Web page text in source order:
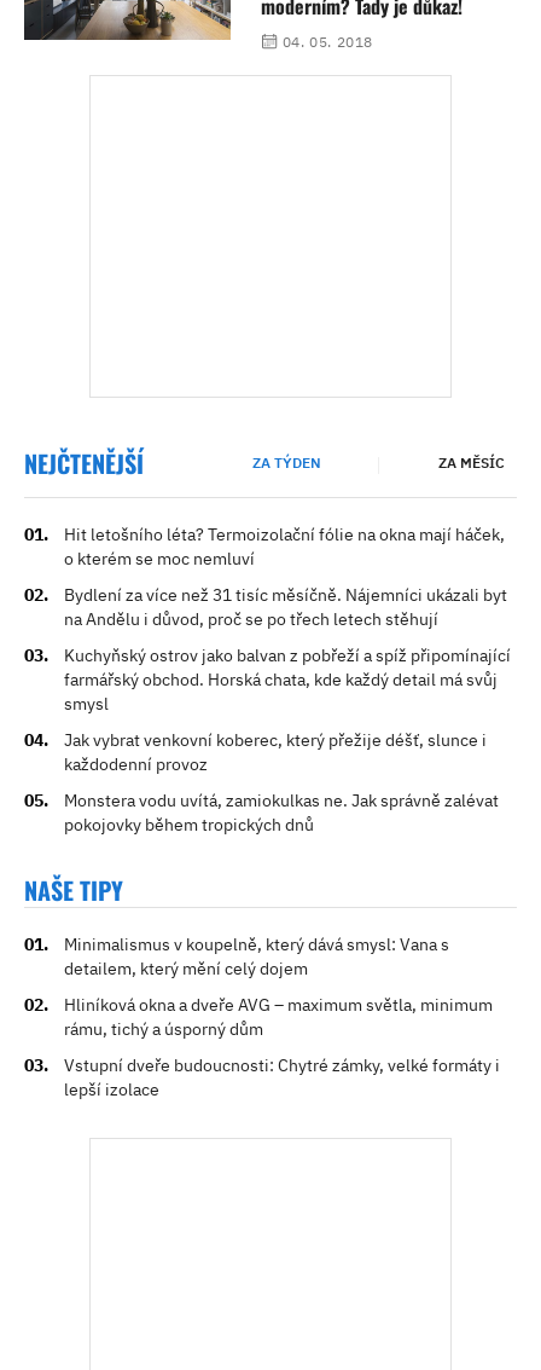
moderním? Tady je důkaz!
04. 05. 2018
NEJČTENĚJŠÍ ZA TÝDEN ZA MĚSÍC
Hit letošního léta? Termoizolační fólie na okna mají háček,
o kterém se moc nemluví
Bydlení za více než 31 tisíc měsíčně. Nájemníci ukázali byt
na Andělu i důvod, proč se po třech letech stěhují
Kuchyňský ostrov jako balvan z pobřeží a spíž připomínající
farmářský obchod. Horská chata, kde každý detail má svůj
smysl
Jak vybrat venkovní koberec, který přežije déšť, slunce i
každodenní provoz
Monstera vodu uvítá, zamiokulkas ne. Jak správně zalévat
pokojovky během tropických dnů
NAŠE TIPY
Minimalismus v koupelně, který dává smysl: Vana s
detailem, který mění celý dojem
Hliníková okna a dveře AVG – maximum světla, minimum
rámu, tichý a úsporný dům
Vstupní dveře budoucnosti: Chytré zámky, velké formáty i
lepší izolace